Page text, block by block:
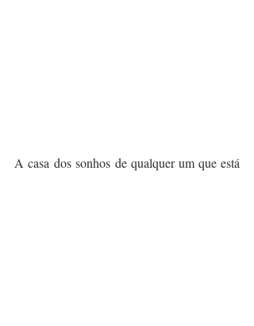
A casa dos sonhos de qualquer um que está